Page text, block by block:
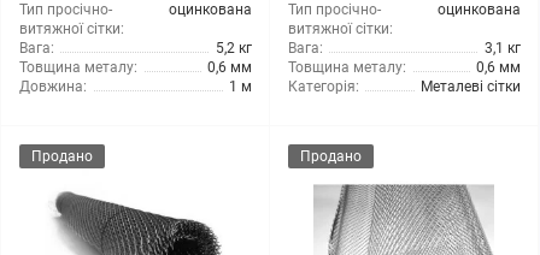
Тип просічно-
витяжної сітки:
оцинкована
Вага:
5,2 кг
Товщина металу:
0,6 мм
Довжина:
1 м
Тип просічно-
витяжної сітки:
оцинкована
Вага:
3,1 кг
Товщина металу:
0,6 мм
Категорія:
Металеві сітки
Продано Продано